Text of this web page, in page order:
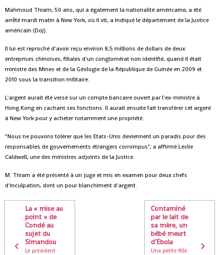
Mahmoud Thiam, 50 ans, qui a également la nationalité américaine, a été
arrêté mardi matin à New York, où il vit, a indiqué le département de la Justice
américain (DoJ).
Il lui est reproché d'avoir reçu environ 8,5 millions de dollars de deux
entreprises chinoises, filiales d'un conglomérat non identifié, quand il était
ministre des Mines et de la Géologie de la République de Guinée en 2009 et
2010 sous la transition militaire.
L'argent aurait été versé sur un compte bancaire ouvert par l'ex-ministre à
Hong Kong en cachant ses fonctions. Il aurait ensuite fait transférer cet argent
à New York pour y acheter notamment une propriété.
"Nous ne pouvons tolérer que les Etats-Unis deviennent un paradis pour des
responsables de gouvernements étrangers corrompus", a affirmé Leslie
Caldwell, une des ministres adjoints de la Justice.
M. Thiam a été présenté à un juge et mis en examen pour deux chefs
d'inculpation, dont un pour blanchiment d'argent.
La « mise au
point » de
Condé au
sujet du
Simandou
Le président
Contaminé
par le lait de
sa mère, un
bébé meurt
d’Ebola
Une petite fille